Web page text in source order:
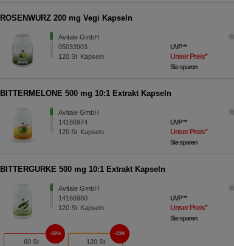
ROSENWURZ 200 mg Vegi Kapseln
Avitale GmbH
05033903
120St Kapseln
UVP**
Unser Preis*
Sie sparen
BITTERMELONE 500 mg 10:1 Extrakt Kapseln
Avitale GmbH
14166974
120St Kapseln
UVP**
Unser Preis*
Sie sparen
BITTERGURKE 500 mg 10:1 Extrakt Kapseln
Avitale GmbH
14166980
120St Kapseln
UVP**
Unser Preis*
Sie sparen
60 St
22%
120 St
23%